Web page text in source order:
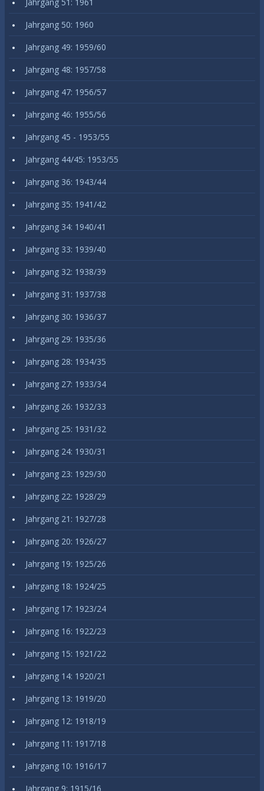
Jahrgang 51: 1961
Jahrgang 50: 1960
Jahrgang 49: 1959/60
Jahrgang 48: 1957/58
Jahrgang 47: 1956/57
Jahrgang 46: 1955/56
Jahrgang 45 - 1953/55
Jahrgang 44/45: 1953/55
Jahrgang 36: 1943/44
Jahrgang 35: 1941/42
Jahrgang 34: 1940/41
Jahrgang 33: 1939/40
Jahrgang 32: 1938/39
Jahrgang 31: 1937/38
Jahrgang 30: 1936/37
Jahrgang 29: 1935/36
Jahrgang 28: 1934/35
Jahrgang 27: 1933/34
Jahrgang 26: 1932/33
Jahrgang 25: 1931/32
Jahrgang 24: 1930/31
Jahrgang 23: 1929/30
Jahrgang 22: 1928/29
Jahrgang 21: 1927/28
Jahrgang 20: 1926/27
Jahrgang 19: 1925/26
Jahrgang 18: 1924/25
Jahrgang 17: 1923/24
Jahrgang 16: 1922/23
Jahrgang 15: 1921/22
Jahrgang 14: 1920/21
Jahrgang 13: 1919/20
Jahrgang 12: 1918/19
Jahrgang 11: 1917/18
Jahrgang 10: 1916/17
Jahrgang 9: 1915/16